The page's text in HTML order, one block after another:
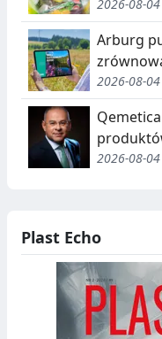
2026-08-04
Arburg
2026-08-04
2026-08-04
Plast Echo